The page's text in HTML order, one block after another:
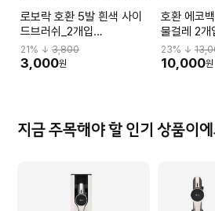
로보락 호환 5발 흰색 사이
드브러쉬_2개입
WONDERFULA07
21 % ↓ 3,800
3,000원
호환 에코
물걸레 2개
23% ↓
10,000원
지금 주목해야 할 인기 상품이